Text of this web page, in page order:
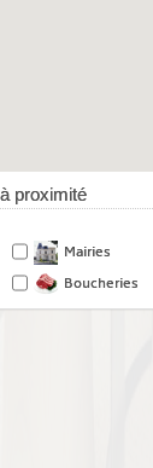
proximité
Mairies
Boucheries